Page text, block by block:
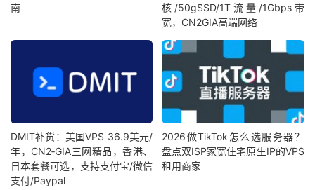
南
核/50gSSD/1T流量/1Gbps带
宽，CN2GIA高端网络
DMIT补货：美国VPS 36.9美元/
年，CN2‑GIA三网精品，香港、
日本套餐可选，支持支付宝/微信
支付/Paypal
2026做TikTok怎么选服务器？
盘点双ISP家宽住宅原生IP的VPS
租用商家